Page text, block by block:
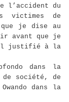
l’accident du
victimes de
je dise au
avant que je
il justifié à la
dans la
société, de
dans la